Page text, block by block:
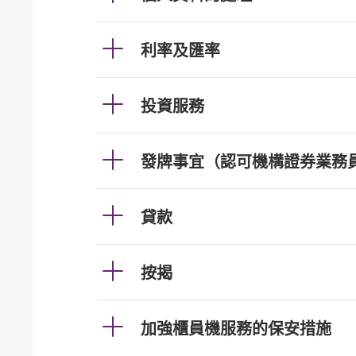
利率及匯率
投資服務
發牌事宜（認可機構證券業務
貸款
按揭
加強櫃員機服務的保安措施